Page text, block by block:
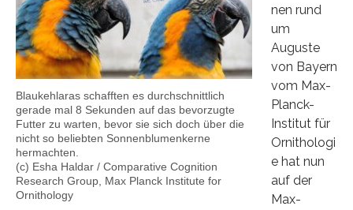
Blaukehlaras schafften es durchschnittlich
gerade mal 8 Sekunden auf das bevorzugte
Futter zu warten, bevor sie sich doch über die
nicht so beliebten Sonnenblumenkerne
hermachten.
(c) Esha Haldar / Comparative Cognition
Research Group, Max Planck Institute for
Ornithology
nen rund
um
Auguste
von Bayern
vom Max-
Planck-
Institut für
Ornithologi
e hat nun
auf der
Max-